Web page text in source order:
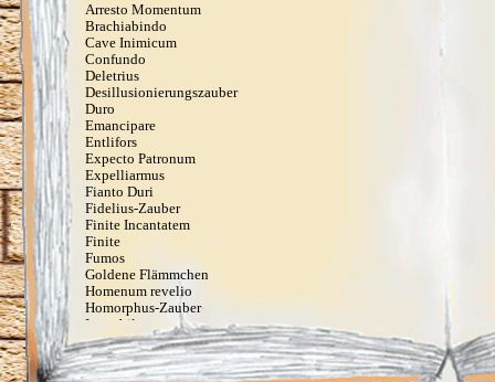
Arresto Momentum
Brachiabindo
Cave Inimicum
Confundo
Deletrius
Desillusio­nierungszauber
Duro
Emancipare
Entlifors
Expecto Patronum
Expelliarmus
Fianto Duri
Fidelius-Zauber
Finite Incantatem
Finite
Fumos
Goldene Flämmchen
Homenum revelio
Homorphus-Zauber
Immobilus
Impedimenta
Imperturbatio
Incarcerus